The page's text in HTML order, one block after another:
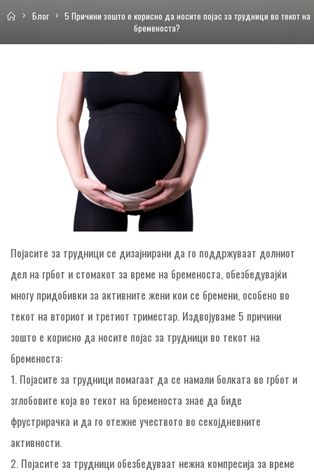
HomeБлог
5 Причини зошто е корисно да носите појас за трудници во текот на
бременоста?
Појасите за трудници се дизајнирани да го поддржуваат долниот
дел на грбот и стомакот за време на бременоста, обезбедувајќи
многу придобивки за активните жени кои се бремени, особено во
текот на вториот и третиот триместар. Издвојуваме 5 причини
зошто е корисно да носите појас за трудници во текот на
бременоста:
1. Појасите за трудници помагаат да се намали болката во грбот и
зглобовите која во текот на бременоста знае да биде
фрустрирачка и да го отежне учеството во секојдневните
активности.
2. Појасите за трудници обезбедуваат нежна компресија за време